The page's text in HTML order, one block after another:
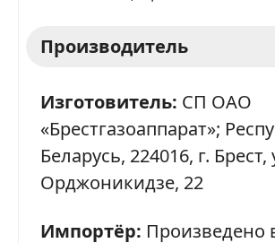
Производитель
Изготовитель: СП ОАО
«Брестгазоаппарат»;
Беларусь, 224016, г. Брест,
Орджоникидзе, 22
Импортёр: Произведено